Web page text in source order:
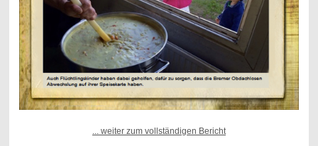
... weiter zum vollständigen Bericht